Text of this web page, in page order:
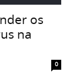
os
na
0